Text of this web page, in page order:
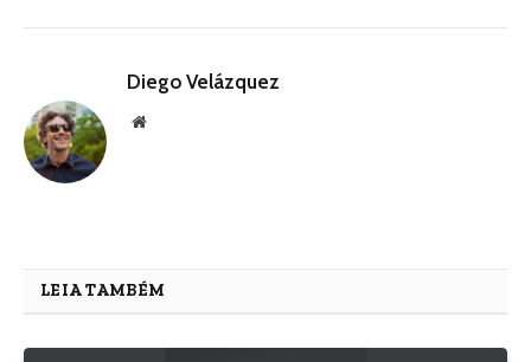
Diego Velázquez
Website
LEIA TAMBÉM